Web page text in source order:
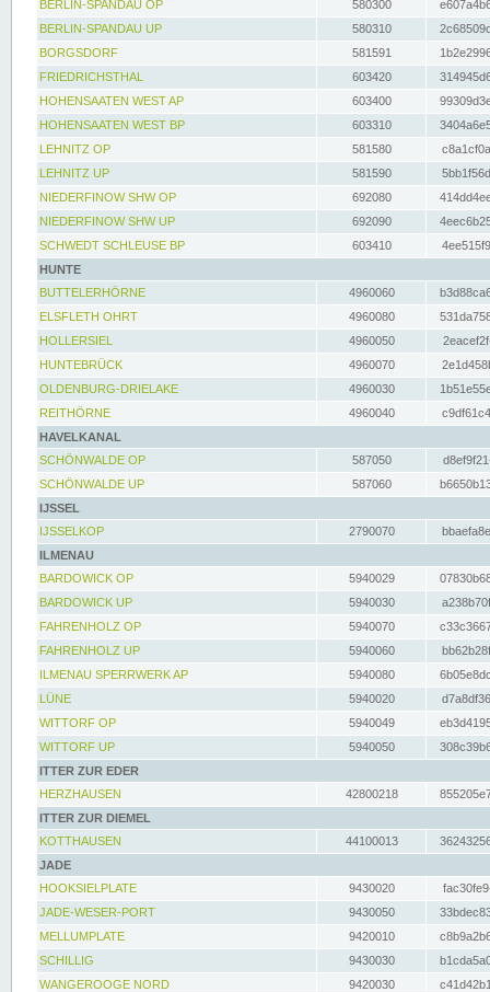
BERLIN-SPANDAU OP
580300
BERLIN-SPANDAU UP
580310
BORGSDORF
581591
FRIEDRICHSTHAL
603420
HOHENSAATEN WEST AP
603400
HOHENSAATEN WEST BP
603310
LEHNITZ OP
581580
LEHNITZ UP
581590
NIEDERFINOW SHW OP
692080
NIEDERFINOW SHW UP
692090
SCHWEDT SCHLEUSE BP
603410
HUNTE
BUTTELERHÖRNE
4960060
ELSFLETH OHRT
4960080
HOLLERSIEL
4960050
HUNTEBRÜCK
4960070
OLDENBURG-DRIELAKE
4960030
REITHÖRNE
4960040
HAVELKANAL
SCHÖNWALDE OP
587050
SCHÖNWALDE UP
587060
IJSSEL
IJSSELKOP
2790070
ILMENAU
BARDOWICK OP
5940029
BARDOWICK UP
5940030
FAHRENHOLZ OP
5940070
FAHRENHOLZ UP
5940060
ILMENAU SPERRWERK AP
5940080
LÜNE
5940020
WITTORF OP
5940049
WITTORF UP
5940050
ITTER ZUR EDER
HERZHAUSEN
42800218
ITTER ZUR DIEMEL
KOTTHAUSEN
44100013
JADE
HOOKSIELPLATE
9430020
JADE-WESER-PORT
9430050
MELLUMPLATE
9420010
SCHILLIG
9430030
WANGEROOGE NORD
9420030